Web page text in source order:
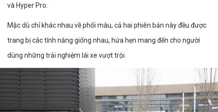
và Hyper Pro.
Mặc dù chỉ khác nhau về phối màu, cả hai phiên bản này đều được
trang bị các tính năng giống nhau, hứa hẹn mang đến cho người
dùng những trải nghiệm lái xe vượt trội.